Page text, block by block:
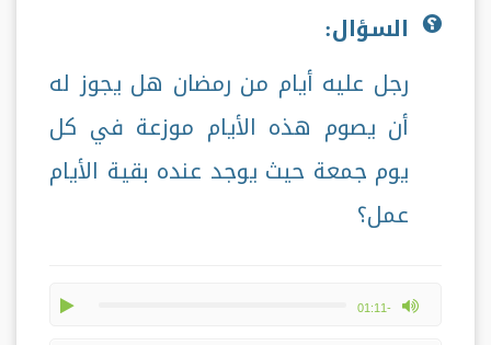
السؤال:
رجل عليه أيام من رمضان هل يجوز له
أن يصوم هذه الأيام موزعة في كل
يوم جمعة حيث يوجد عنده بقية الأيام
عمل؟
-01:11
max volume